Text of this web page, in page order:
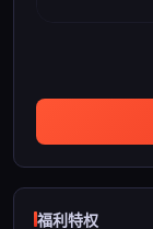
福利特权